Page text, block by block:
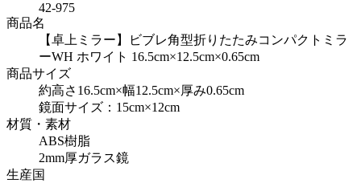
42-975
商品名
【卓上ミラー】ビブレ角型折りたたみコンパクトミラ
ーWH ホワイト 16.5cm×12.5cm×0.65cm
商品サイズ
約高さ16.5cm×幅12.5cm×厚み0.65cm
鏡面サイズ：15cm×12cm
材質・素材
ABS樹脂
2mm厚ガラス鏡
生産国